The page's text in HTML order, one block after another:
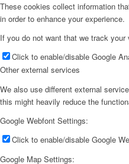
These cookies collect information
in order to enhance your experience.
If you do not want that we track
Click to enable/disable Google
Other external services
We also use different external
this might heavily reduce the
Google Webfont Settings:
Click to enable/disable Google
Google Map Settings: